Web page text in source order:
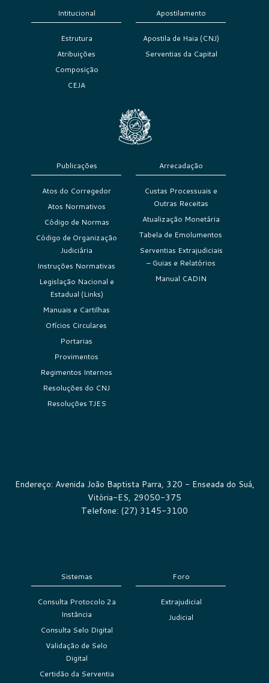
Intitucional
Estrutura
Atribuições
Composição
CEJA
Apostilamento
Apostila de Haia (CNJ)
Serventias da Capital
Publicações
Atos do Corregedor
Atos Normativos
Código de Normas
Código de Organização
Judiciária
Instruções Normativas
Legislação Nacional e
Estadual (Links)
Manuais e Cartilhas
Ofícios Circulares
Portarias
Provimentos
Regimentos Internos
Resoluções do CNJ
Resoluções TJES
Arrecadação
Custas Processuais e
Outras Receitas
Atualização Monetária
Tabela de Emolumentos
Serventias Extrajudiciais
– Guias e Relatórios
Manual CADIN
Endereço: Avenida João Baptista Parra, 320 - Enseada do Suá,
Vitória-ES, 29050-375
Telefone: (27) 3145-3100
Sistemas
Consulta Protocolo 2a
Instância
Consulta Selo Digital
Validação de Selo
Digital
Certidão da Serventia
Foro
Extrajudicial
Judicial